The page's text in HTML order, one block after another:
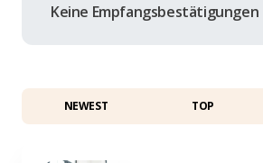
Keine Empfangsbestätigungen
NEWEST TOP